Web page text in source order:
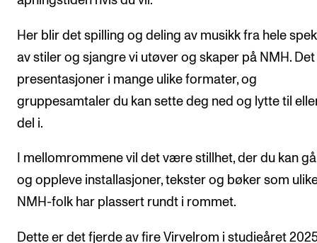
Her blir det spilling og deling av musikk fra hele
av stiler og sjangre vi utøver og skaper på NMH.
presentasjoner i mange ulike formater, og
gruppesamtaler du kan sette deg ned og lytte til
del i.
I mellomrommene vil det være stillhet, der du kan
og oppleve installasjoner, tekster og bøker som
NMH-folk har plassert rundt i rommet.
Dette er det fjerde av fire Virvelrom i studieåret